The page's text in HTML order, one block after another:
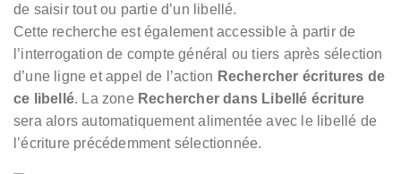
de saisir tout ou partie d’un libellé.
Cette recherche est également accessible à partir de
l’interrogation de compte général ou tiers après sélection
d’une ligne et appel de l’action Rechercher écritures de
ce libellé. La zone Rechercher dans Libellé écriture
sera alors automatiquement alimentée avec le libellé de
l’écriture précédemment sélectionnée.